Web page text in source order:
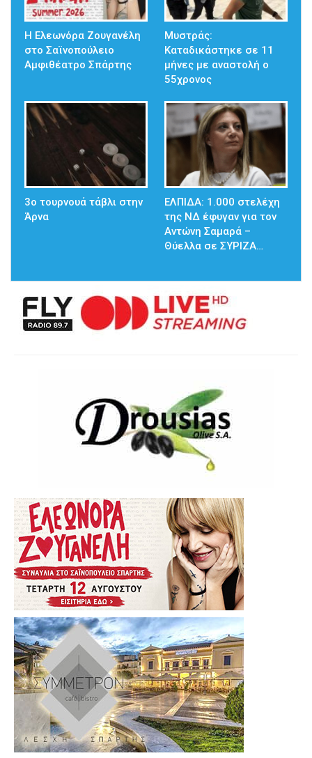
Η Ελεωνόρα Ζουγανέλη
στο Σαϊνοπούλειο
Αμφιθέατρο Σπάρτης
Μυστράς:
Καταδικάστηκε σε 11
μήνες με αναστολή ο
55χρονος
3ο τουρνουά τάβλι στην
Άρνα
ΕΛΠΙΔΑ: 1.000 στελέχη
της ΝΔ έφυγαν για τον
Αντώνη Σαμαρά –
Θύελλα σε ΣΥΡΙΖΑ…